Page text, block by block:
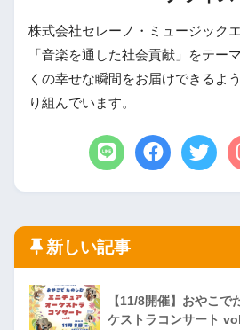
株式会社セレーノ・ミュージック
「音楽を通した社会貢献」をテー
くの幸せな瞬間をお届けできるよ
り組んでいます。
新しい記事
【11/8開催】おやこ
ケストラコンサート